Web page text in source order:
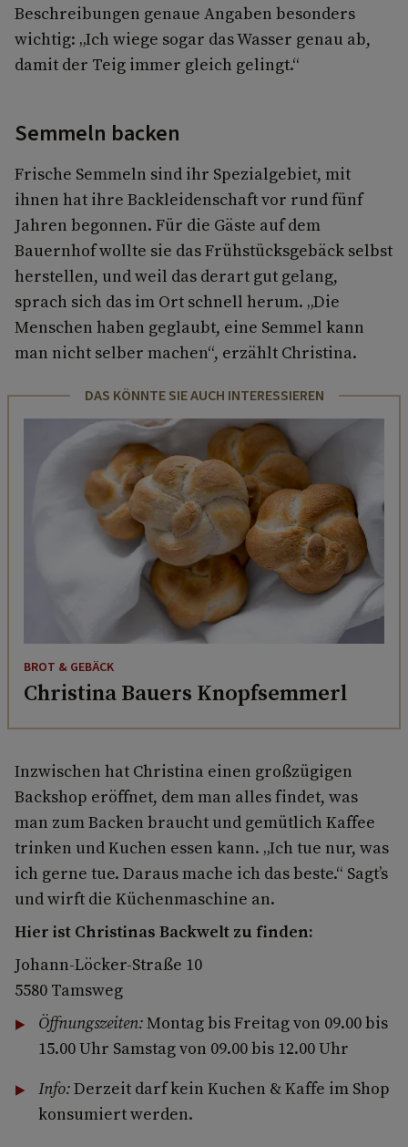
Beschreibungen genaue Angaben besonders
wichtig: „Ich wiege sogar das Wasser genau ab,
damit der Teig immer gleich gelingt.“
Semmeln backen
Frische Semmeln sind ihr Spezialgebiet, mit
ihnen hat ihre Backleidenschaft vor rund fünf
Jahren begonnen. Für die Gäste auf dem
Bauernhof wollte sie das Frühstücksgebäck selbst
herstellen, und weil das derart gut gelang,
sprach sich das im Ort schnell herum. „Die
Menschen haben ge­glaubt, eine Semmel kann
man nicht selber machen“, erzählt Christina.
DAS KÖNNTE SIE AUCH INTERESSIEREN
BROT & GEBÄCK
Christina Bauers Knopfsemmerl
Inzwischen hat Christina einen großzügigen
Backshop eröffnet, dem man alles findet, was
man zum Backen braucht und gemütlich Kaffee
trinken und Kuchen essen kann. „Ich tue nur, was
ich gerne tue. Daraus mache ich das beste.“ Sagt’s
und wirft die Küchenmaschine an.
Hier ist Christinas Backwelt zu finden:
Johann-Löcker-Straße 10
5580 Tamsweg
Öffnungszeiten:Montag bis Freitag von 09.00 bis
15.00 Uhr Samstag von 09.00 bis 12.00 Uhr
Info:Derzeit darf kein Kuchen & Kaffe im Shop
konsumiert werden.